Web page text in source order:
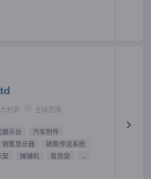
利亚 全球范围
展示台
汽车附件
销售显示器
销售传送系统
架 摊铺机 售货架 ...